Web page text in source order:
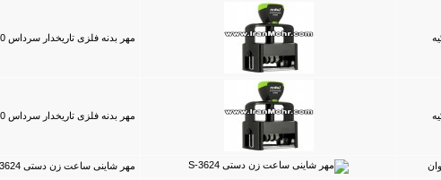
مهر بدنه فلزی تاریخدار سرداس 5470
مهر بدنه فلزی تاریخدار سرداس 5480
مهر شاینی ساعت زن دستی S-3624